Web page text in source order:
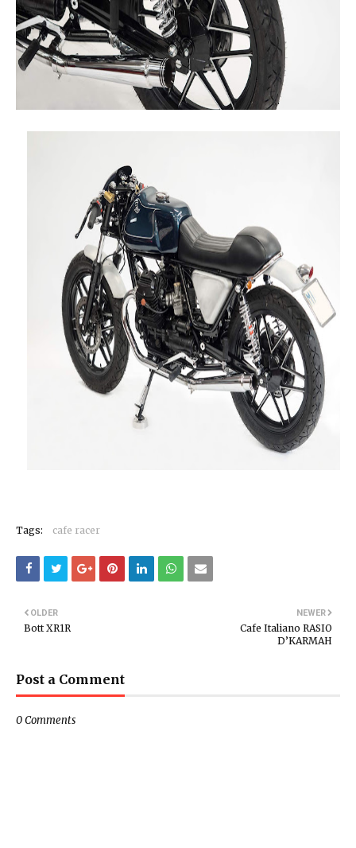
Tags: cafe racer
NEWER
Cafe Italiano RASIO
D’KARMAH
OLDER
Bott XR1R
Post a Comment
0 Comments